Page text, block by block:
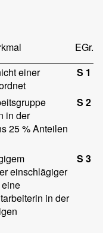
EGr.
einer
S 1
in der
25 % Anteilen
S 2
einschlägiger
in der
S 3